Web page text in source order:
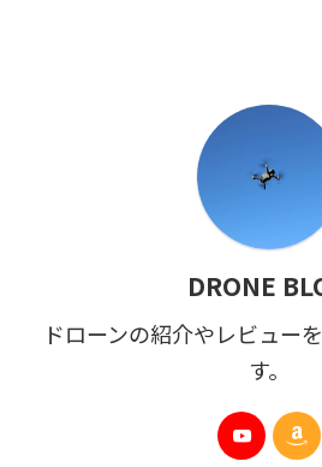
DRONE
ドローンの紹介やレビュー
す。